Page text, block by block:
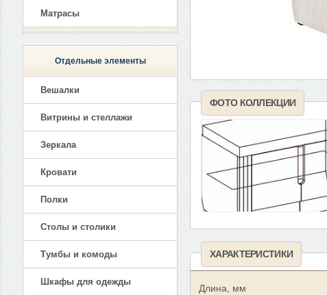
ФОТО КОЛЛЕКЦИИ
ХАРАКТЕРИСТИКИ
Длина, мм
Матрасы
Отдельные элементы
Вешалки
Витрины и стеллажи
Зеркала
Кровати
Полки
Столы и столики
Тумбы и комоды
Шкафы для одежды